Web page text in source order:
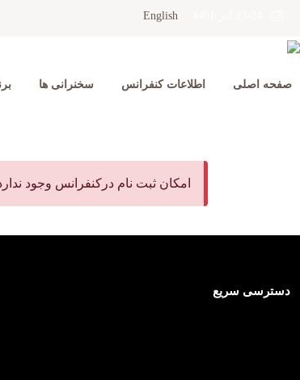
English
صفحه اصلی اطلاعات کنفرانس سخنرانی ها
امکان ثبت نام درکنفرانس وجود
دسترسی سریع